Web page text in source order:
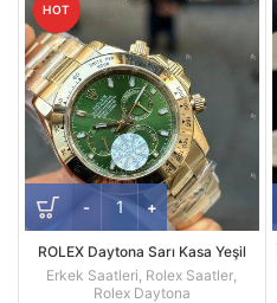
HOT
ROLEX Daytona Sarı Kasa Yeşil
Kadran 116508
Erkek Saatleri Rolex Saatler
Rolex Daytona